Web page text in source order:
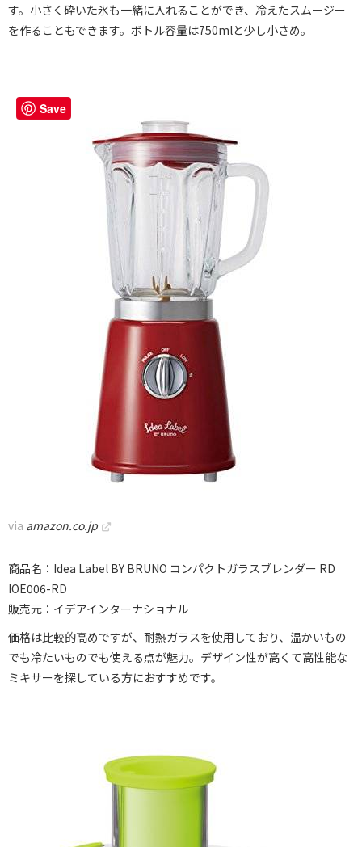
す。小さく砕いた氷も一緒に入れることができ、冷えたスムージー
を作ることもできます。ボトル容量は750mlと少し小さめ。
via amazon.co.jp
商品名：Idea Label BY BRUNO コンパクトガラスブレンダー RD
IOE006-RD
販売元：イデアインターナショナル
価格は比較的高めですが、耐熱ガラスを使用しており、温かいもの
でも冷たいものでも使える点が魅力。デザイン性が高くて高性能な
ミキサーを探している方におすすめです。
Save